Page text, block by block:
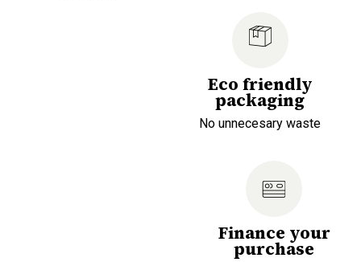
Eco friendly
packaging
No unnecesary waste
Finance your
purchase